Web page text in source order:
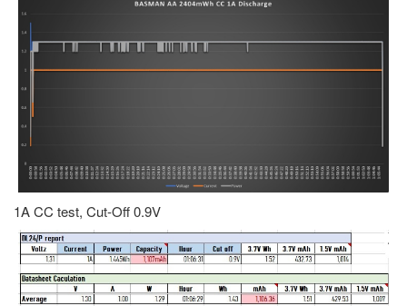
1A CC test, Cut-Off 0.9V